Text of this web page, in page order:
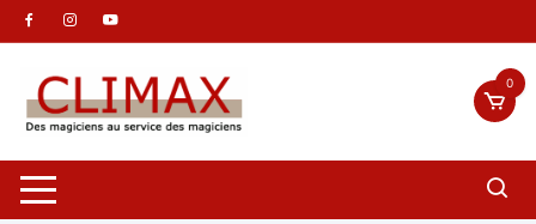
Aller
au
contenu
0